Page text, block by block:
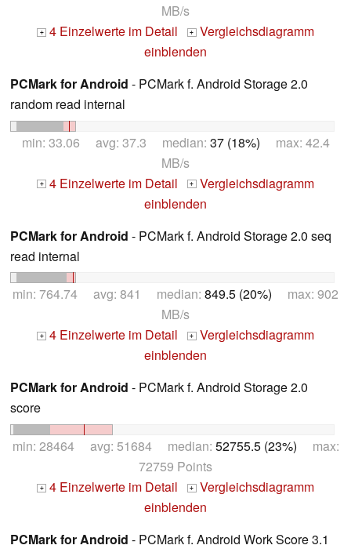
MB/s
+ 4 Einzelwerte im Detail + Vergleichsdiagramm
einblenden
PCMark for Android - PCMark f. Android Storage 2.0
random read internal
min: 33.06 avg: 37.3 median: 37 (18%) max: 42.4
MB/s
+ 4 Einzelwerte im Detail + Vergleichsdiagramm
einblenden
PCMark for Android - PCMark f. Android Storage 2.0 seq
read internal
min: 764.74 avg: 841 median: 849.5 (20%) max: 902
MB/s
+ 4 Einzelwerte im Detail + Vergleichsdiagramm
einblenden
PCMark for Android - PCMark f. Android Storage 2.0
score
min: 28464 avg: 51684 median: 52755.5 (23%) max:
72759 Points
+ 4 Einzelwerte im Detail + Vergleichsdiagramm
einblenden
PCMark for Android - PCMark f. Android Work Score 3.1